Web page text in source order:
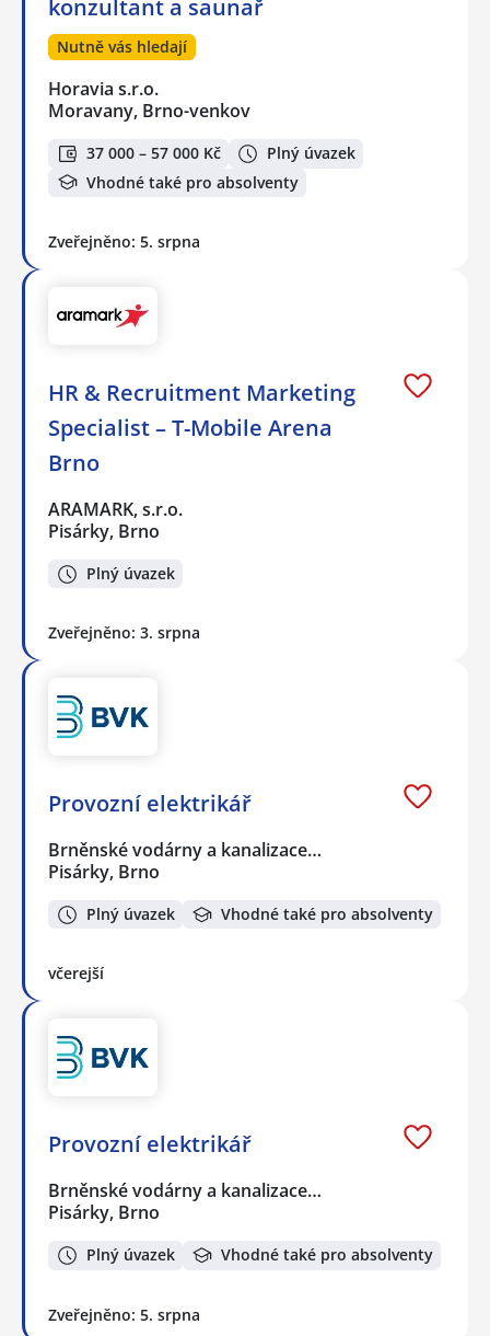
konzultant a saunař
Nutně vás hledají
Horavia s.r.o.
Moravany, Brno-venkov
37 000 – 57 000 Kč
Plný úvazek
Vhodné také pro absolventy
Zveřejněno: 5. srpna
HR & Recruitment Marketing
Specialist – T-Mobile Arena
Brno
ARAMARK, s.r.o.
Pisárky, Brno
Plný úvazek
Zveřejněno: 3. srpna
Provozní elektrikář
Brněnské vodárny a kanalizace…
Pisárky, Brno
Plný úvazek Vhodné také pro absolventy
včerejší
Provozní elektrikář
Brněnské vodárny a kanalizace…
Pisárky, Brno
Plný úvazek Vhodné také pro absolventy
Zveřejněno: 5. srpna